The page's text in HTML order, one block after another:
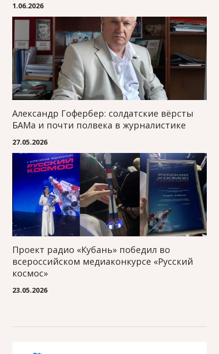
1.06.2026
Александр Гофербер: солдатские вёрсты
БАМа и почти полвека в журналистике
27.05.2026
Проект радио «Кубань» победил во
всероссийском медиаконкурсе «Русский
космос»
23.05.2026